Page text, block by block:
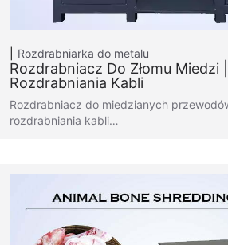
Rozdrabniarka do metalu
Rozdrabniacz Do Złomu Miedzi
Rozdrabniania Kabli
Rozdrabniacz do miedzianych
rozdrabniania kabli…